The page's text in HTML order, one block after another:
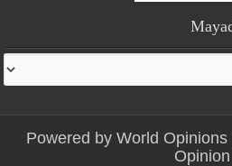
Powered byWorld Opinions
Opinion